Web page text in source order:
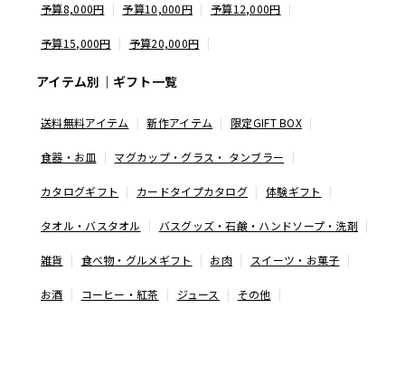
予算8,000円 予算10,000円 予算12,000円
予算15,000円 予算20,000円
アイテム別｜ギフト一覧
送料無料アイテム 新作アイテム 限定GIFT BOX
食器・お皿 マグカップ・グラス・ タンブラー
カタログギフト カードタイプカタログ 体験ギフト
タオル・バスタオル バスグッズ・石鹸・ハンドソープ・洗剤
雑貨 食べ物・グルメギフト お肉 スイーツ・お菓子
お酒 コーヒー・紅茶 ジュース その他